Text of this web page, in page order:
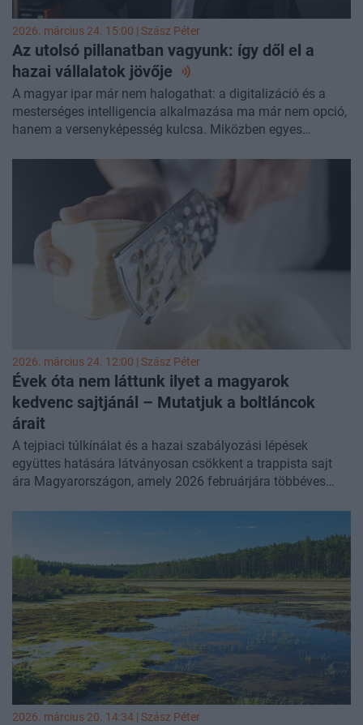
2026. március 24. 15:00 | Szász Péter
Az utolsó pillanatban vagyunk: így dől el a
hazai vállalatok jövője
A magyar ipar már nem halogathat: a digitalizáció és a
mesterséges intelligencia alkalmazása ma már nem opció,
hanem a versenyképesség kulcsa. Miközben egyes
adatvezérelt döntéshozatalt és az automatizációt, mások
még mindig csak az első lépéseket fontolgatják – pedig a
tét egyre nagyobb. A globális trendek világosan mutatják:
azok a cégek, amelyek nem lépnek időben, könnyen
lemaradhatnak, miközben a már rendelkezésre álló adatok
jelentős része ma is kihasználatlan marad.
2026. március 24. 12:00 | Szász Péter
Évek óta nem láttunk ilyet a magyarok
kedvenc sajtjánál – Mutatjuk a boltláncok
árait
A tejpiaci túlkínálat és a hazai szabályozási lépések
együttes hatására látványosan csökkent a trappista sajt
ára Magyarországon, amely 2026 februárjára többéves
európai kínálat egyaránt lefelé húzták az árakat, miközben
a hazai piacon jelentős különbségek alakultak ki a
boltláncok és terméktípusok között.
2026. március 20. 14:34 | Szász Péter